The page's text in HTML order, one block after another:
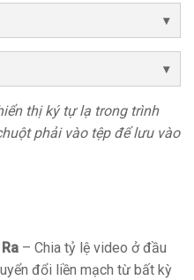
thị ký tự lạ trong trình
phải vào tệp để lưu vào
– Chia tỷ lệ video ở đầu
đổi liền mạch từ bất kỳ